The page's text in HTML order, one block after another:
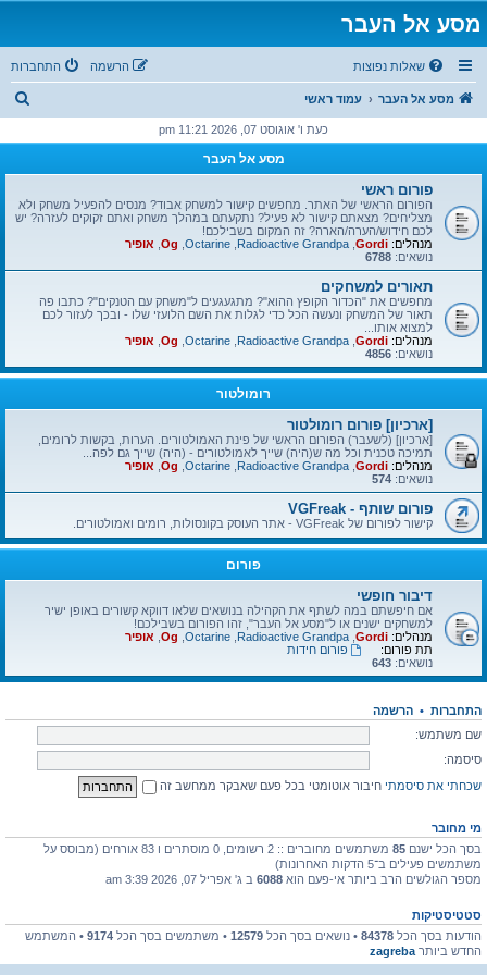
מסע אל העבר
שאלות נפוצות התחברות הרשמה
מסע אל העבר עמוד ראשי
ו
כעת ו' אוגוסט 07, 2026 11:21 pm
מסע אל העבר
פורום ראשי
הפורום הראשי של האתר. מחפשים קישור למשחק אבוד? מנסים להפעיל משחק ולא
מצליחים? מצאתם קישור לא פעיל? נתקעתם במהלך משחק ואתם זקוקים לעזרה? יש
לכם חידוש/הערה/הארה? זה המקום בשבילכם!
מנהלים: Gordi
Radioactive Grandpa
Octarine
Og אופיר
נושאים: 6788
תאורים למשחקים
מחפשים את "הכדור הקופץ ההוא"? מתגעגעים ל"משחק עם הטנקים"? כתבו פה
תאור של המשחק ונעשה הכל כדי לגלות את השם הלועזי שלו - ובכך לעזור לכם
למצוא אותו...
מנהלים: Gordi
Radioactive Grandpa
Octarine
Og אופיר
נושאים: 4856
רומולטור
[ארכיון] פורום רומולטור
[ארכיון] (לשעבר) הפורום הראשי של פינת האמולטורים. הערות, בקשות לרומים,
תמיכה טכנית וכל מה ש(היה) שייך לאמולטורים - (היה) שייך גם לפה...
מנהלים: Gordi
Radioactive Grandpa
Octarine
Og אופיר
נושאים: 574
פורום שותף - VGFreak
קישור לפורום של VGFreak - אתר העוסק בקונסולות, רומים ואמולטורים.
פורום
דיבור חופשי
אם חיפשתם במה לשתף את הקהילה בנושאים שלאו דווקא קשורים באופן ישיר
למשחקים ישנים או ל"מסע אל העבר", זהו הפורום בשבילכם!
מנהלים: Gordi
Radioactive Grandpa
Octarine
Og אופיר
תת פורום:
פורום חידות
נושאים: 643
התחברות • הרשמה
שם משתמש:
סיסמה:
שכחתי את סיסמתי חיבור אוטומטי בכל פעם שאבקר ממחשב זה
מי מחובר
בסך הכל ישנם 85
משתמשים מחוברים :: 2 רשומים, 0 מוסתרים ו 83 אורחים (מבוסס על
משתמשים פעילים ב־5 הדקות האחרונות)
מספר הגולשים הרב ביותר אי-פעם הוא 6088 ב ג' אפריל 07, 2026 3:39 am
סטטיסטיקות
הודעות בסך הכל 84378 • נושאים בסך הכל 12579 • משתמשים בסך הכל 9174 • המשתמש
החדש ביותר zagreba